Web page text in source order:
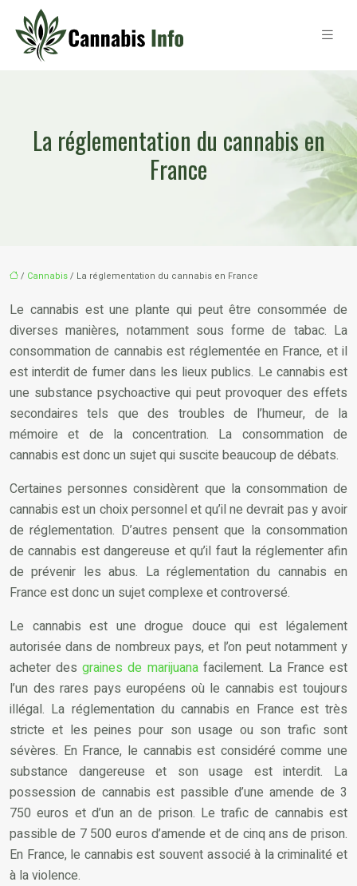
La réglementation du cannabis en
France
/ Cannabis/ La réglementation du cannabis en France
Le cannabis est une plante qui peut être consommée de
diverses manières, notamment sous forme de tabac. La
consommation de cannabis est réglementée en France, et il
est interdit de fumer dans les lieux publics. Le cannabis est
une substance psychoactive qui peut provoquer des effets
secondaires tels que des troubles de l’humeur, de la
mémoire et de la concentration. La consommation de
cannabis est donc un sujet qui suscite beaucoup de débats.
Certaines personnes considèrent que la consommation de
cannabis est un choix personnel et qu’il ne devrait pas y avoir
de réglementation. D’autres pensent que la consommation
de cannabis est dangereuse et qu’il faut la réglementer afin
de prévenir les abus. La réglementation du cannabis en
France est donc un sujet complexe et controversé.
Le cannabis est une drogue douce qui est légalement
autorisée dans de nombreux pays, et l’on peut notamment y
acheter desgraines de marijuanafacilement. La France est
l’un des rares pays européens où le cannabis est toujours
illégal. La réglementation du cannabis en France est très
stricte et les peines pour son usage ou son trafic sont
sévères. En France, le cannabis est considéré comme une
substance dangereuse et son usage est interdit. La
possession de cannabis est passible d’une amende de 3
750 euros et d’un an de prison. Le trafic de cannabis est
passible de 7 500 euros d’amende et de cinq ans de prison.
En France, le cannabis est souvent associé à la criminalité et
à la violence.